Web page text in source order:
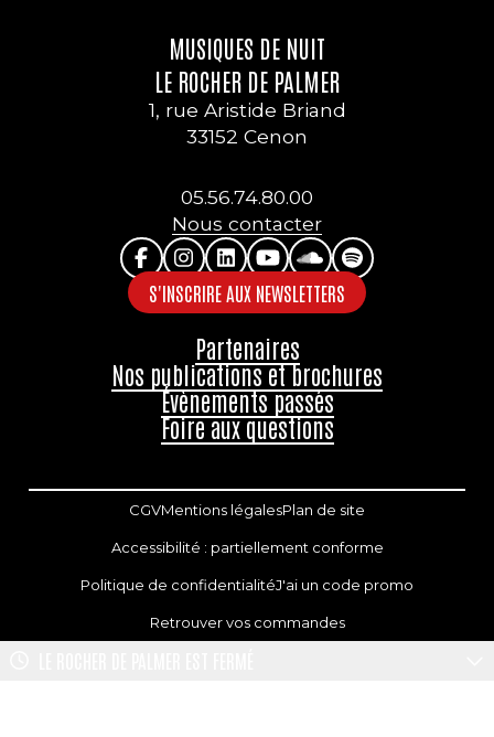
MUSIQUES DE NUIT
LE ROCHER DE PALMER
1, rue Aristide Briand
33152 Cenon
05.56.74.80.00
Nous contacter
S'INSCRIRE AUX NEWSLETTERS
Partenaires
Nos publications et brochures
Évènements passés
Foire aux questions
CGVMentions légalesPlan de site
Accessibilité : partiellement conforme
Politique de confidentialitéJ'ai un code promo
Retrouver vos commandes